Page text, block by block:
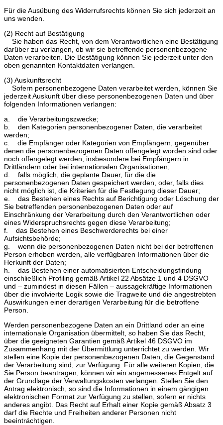
Für die Ausübung des Widerrufsrechts können Sie sich jederzeit an
uns wenden.
(2) Recht auf Bestätigung
Sie haben das Recht, von dem Verantwortlichen eine Bestätigung
darüber zu verlangen, ob wir sie betreffende personenbezogene
Daten verarbeiten. Die Bestätigung können Sie jederzeit unter den
oben genannten Kontaktdaten verlangen.
(3) Auskunftsrecht
Sofern personenbezogene Daten verarbeitet werden, können Sie
jederzeit Auskunft über diese personenbezogenen Daten und über
folgenden Informationen verlangen:
a. die Verarbeitungszwecke;
b. den Kategorien personenbezogener Daten, die verarbeitet
werden;
c. die Empfänger oder Kategorien von Empfängern, gegenüber
denen die personenbezogenen Daten offengelegt worden sind oder
noch offengelegt werden, insbesondere bei Empfängern in
Drittländern oder bei internationalen Organisationen;
d. falls möglich, die geplante Dauer, für die die
personenbezogenen Daten gespeichert werden, oder, falls dies
nicht möglich ist, die Kriterien für die Festlegung dieser Dauer;
e. das Bestehen eines Rechts auf Berichtigung oder Löschung der
Sie betreffenden personenbezogenen Daten oder auf
Einschränkung der Verarbeitung durch den Verantwortlichen oder
eines Widerspruchsrechts gegen diese Verarbeitung;
f. das Bestehen eines Beschwerderechts bei einer
Aufsichtsbehörde;
g. wenn die personenbezogenen Daten nicht bei der betroffenen
Person erhoben werden, alle verfügbaren Informationen über die
Herkunft der Daten;
h. das Bestehen einer automatisierten Entscheidungsfindung
einschließlich Profiling gemäß Artikel 22 Absätze 1 und 4 DSGVO
und – zumindest in diesen Fällen – aussagekräftige Informationen
über die involvierte Logik sowie die Tragweite und die angestrebten
Auswirkungen einer derartigen Verarbeitung für die betroffene
Person.
Werden personenbezogene Daten an ein Drittland oder an eine
internationale Organisation übermittelt, so haben Sie das Recht,
über die geeigneten Garantien gemäß Artikel 46 DSGVO im
Zusammenhang mit der Übermittlung unterrichtet zu werden. Wir
stellen eine Kopie der personenbezogenen Daten, die Gegenstand
der Verarbeitung sind, zur Verfügung. Für alle weiteren Kopien, die
Sie Person beantragen, können wir ein angemessenes Entgelt auf
der Grundlage der Verwaltungskosten verlangen. Stellen Sie den
Antrag elektronisch, so sind die Informationen in einem gängigen
elektronischen Format zur Verfügung zu stellen, sofern er nichts
anderes angibt. Das Recht auf Erhalt einer Kopie gemäß Absatz 3
darf die Rechte und Freiheiten anderer Personen nicht
beeinträchtigen.